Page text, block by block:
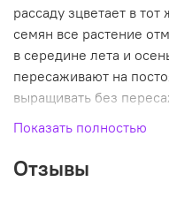
рассаду зцветает в
семян все растение
в середине лета и
пересаживают на
выращивать без
обязательно.
дренированные.
Показать полностью
Отзывы